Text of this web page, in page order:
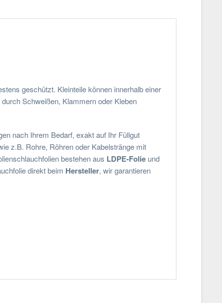
geschützt. Kleinteile können innerhalb einer
Schweißen, Klammern oder Kleben
nach Ihrem Bedarf, exakt auf Ihr Füllgut
z.B. Rohre, Röhren oder Kabelstränge mit
bestehen aus LDPE-Folie und
direkt beim Hersteller, wir garantieren